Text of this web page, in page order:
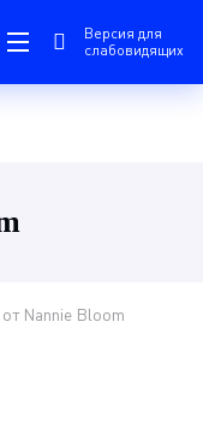
Версия для
слабовидящих
Nannie Bloom